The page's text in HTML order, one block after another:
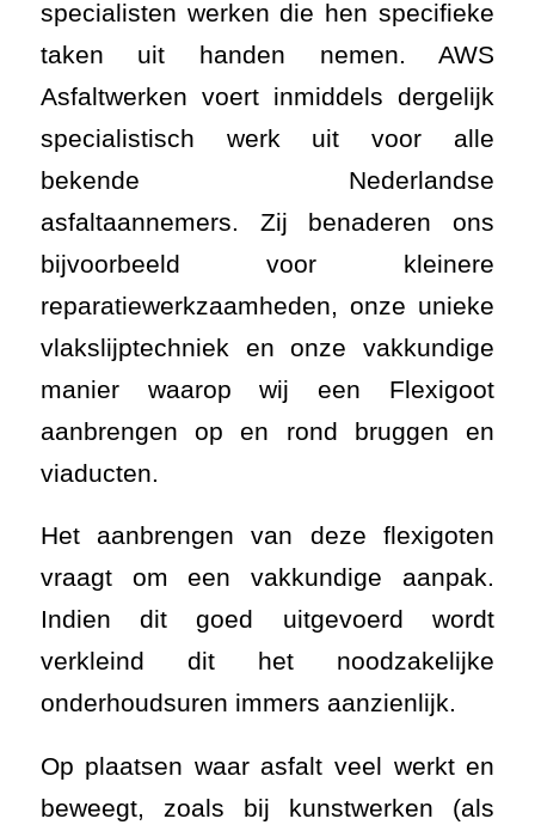
specialisten werken die hen specifieke
taken uit handen nemen. AWS
Asfaltwerken voert inmiddels dergelijk
specialistisch werk uit voor alle
bekende Nederlandse
asfaltaannemers. Zij benaderen ons
bijvoorbeeld voor kleinere
reparatiewerkzaamheden, onze unieke
vlakslijptechniek en onze vakkundige
manier waarop wij een Flexigoot
aanbrengen op en rond bruggen en
viaducten.
Het aanbrengen van deze flexigoten
vraagt om een vakkundige aanpak.
Indien dit goed uitgevoerd wordt
verkleind dit het noodzakelijke
onderhoudsuren immers aanzienlijk.
Op plaatsen waar asfalt veel werkt en
beweegt, zoals bij kunstwerken (als